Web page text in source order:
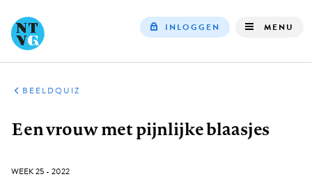
INLOGGEN MENU
BEELDQUIZ
Een vrouw met pijnlijke blaasjes
GEPUBLICEERD:
WEEK 25 - 2022